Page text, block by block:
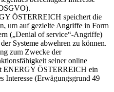
ÖSTERREICH speichert die
um auf gezielte Angriffe in Form
(„Denial of service“-Angriffe)
Systeme abwehren zu können.
zum Zwecke der
seiner online
ENERGY ÖSTERREICH ein
Interesse (Erwägungsgrund 49